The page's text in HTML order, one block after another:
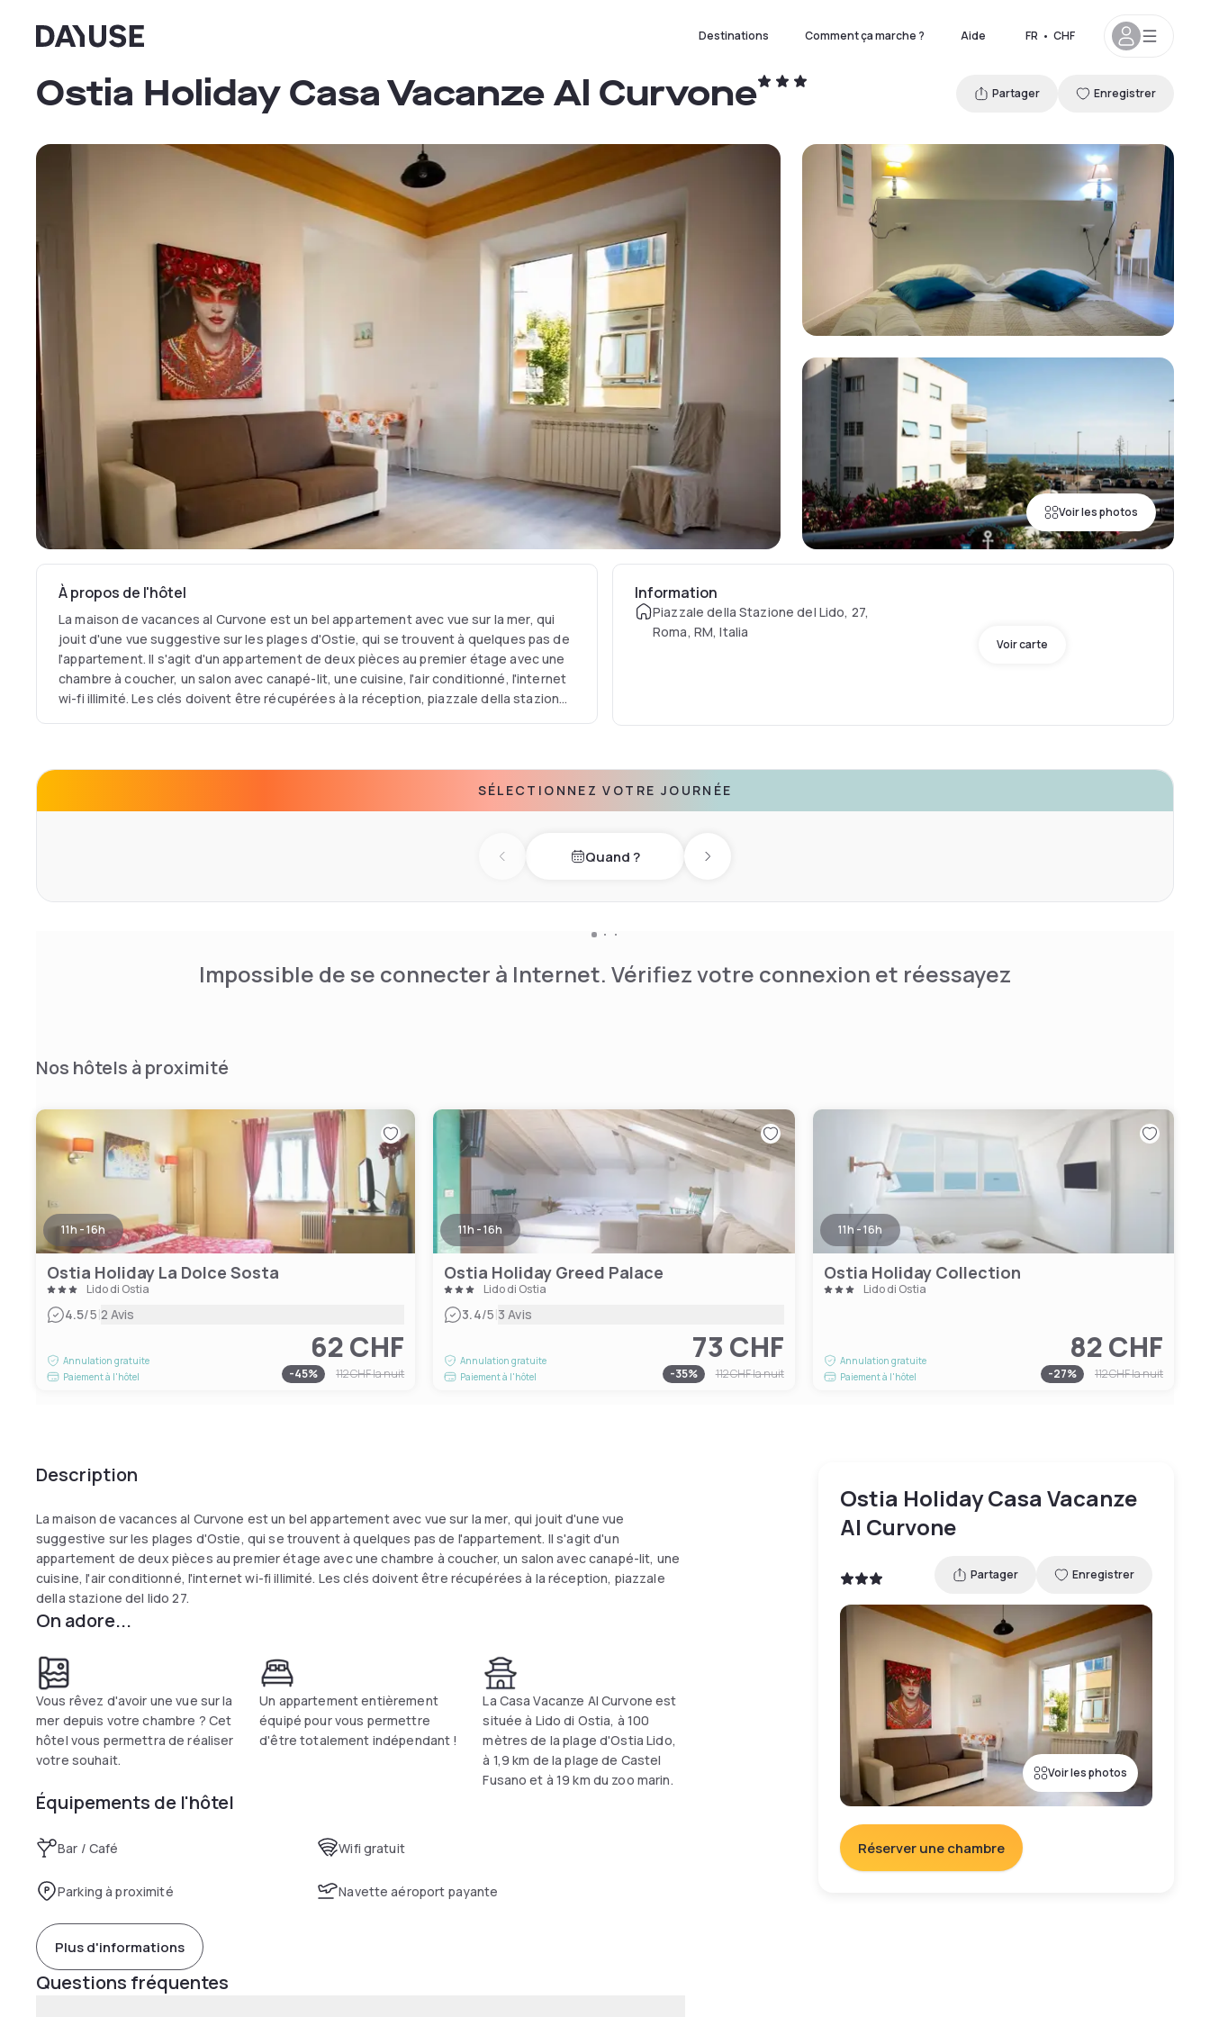
Dayuse Destinations Comment ça marche ? Aide FR • CHF
Voir les photos
Ostia Holiday Casa Vacanze Al Curvone Partager Enregistrer
À propos de l'hôtel
La maison de vacances al Curvone est un bel appartement avec vue sur la mer, qui
jouit d'une vue suggestive sur les plages d'Ostie, qui se trouvent à quelques pas de
l'appartement. Il s'agit d'un appartement de deux pièces au premier étage avec une
chambre à coucher, un salon avec canapé-lit, une cuisine, l'air conditionné, l'internet
wi-fi illimité. Les clés doivent être récupérées à la réception, piazzale della stazione
Information
Piazzale della Stazione del Lido, 27,
Roma, RM, Italia
Voir carte
SÉLECTIONNEZ VOTRE JOURNÉE
Previous dayQuand ? Next day
Impossible de se connecter à Internet. Vérifiez votre connexion et réessayez
Nos hôtels à proximité
11h - 16h
Ostia Holiday La Dolce Sosta
Lido di Ostia
4.5/5|2 Avis
Annulation gratuite
Paiement à l'hôtel
62 CHF
-45% 112 CHFla nuit
11h - 16h
Ostia Holiday Greed Palace
Lido di Ostia
3.4/5|3 Avis
Annulation gratuite
Paiement à l'hôtel
73 CHF
-35% 112 CHFla nuit
11h - 16h
Ostia Holiday Collection
Lido di Ostia
Annulation gratuite
Paiement à l'hôtel
82 CHF
-27% 112 CHFla nuit
Description
La maison de vacances al Curvone est un bel appartement avec vue sur la mer, qui jouit d'une vue
suggestive sur les plages d'Ostie, qui se trouvent à quelques pas de l'appartement. Il s'agit d'un
appartement de deux pièces au premier étage avec une chambre à coucher, un salon avec canapé-lit, une
cuisine, l'air conditionné, l'internet wi-fi illimité. Les clés doivent être récupérées à la réception, piazzale
della stazione del lido 27.
On adore...
Vous rêvez d'avoir une vue sur la
mer depuis votre chambre ? Cet
hôtel vous permettra de réaliser
votre souhait.
Un appartement entièrement
équipé pour vous permettre
d'être totalement indépendant !
La Casa Vacanze Al Curvone est
située à Lido di Ostia, à 100
mètres de la plage d'Ostia Lido,
à 1,9 km de la plage de Castel
Fusano et à 19 km du zoo marin.
Équipements de l'hôtel
Bar / Café Wifi gratuit
Parking à proximité Navette aéroport payante
Plus d'informations
Questions fréquentes
Ostia Holiday Casa Vacanze
Al Curvone
Partager Enregistrer
Voir les photos
Réserver une chambre